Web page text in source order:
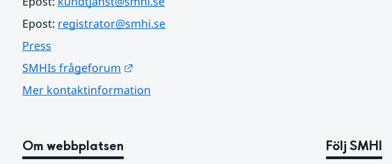
Epost: registrator@smhi.se
Press
SMHIs frågeforum
Mer kontaktinformation
Om webbplatsen Följ SMHI